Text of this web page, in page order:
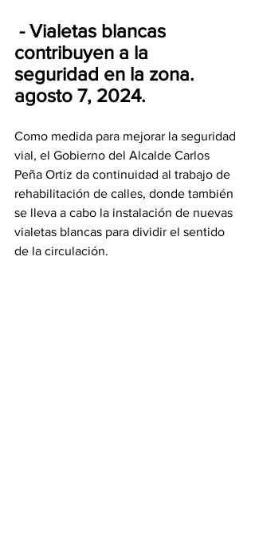
contribuyen a la
seguridad en la zona.
agosto 7, 2024.
Como medida para mejorar la seguridad
vial, el Gobierno del Alcalde Carlos
Peña Ortiz da continuidad al trabajo de
rehabilitación de calles, donde también
se lleva a cabo la instalación de nuevas
vialetas blancas para dividir el sentido
de la circulación.